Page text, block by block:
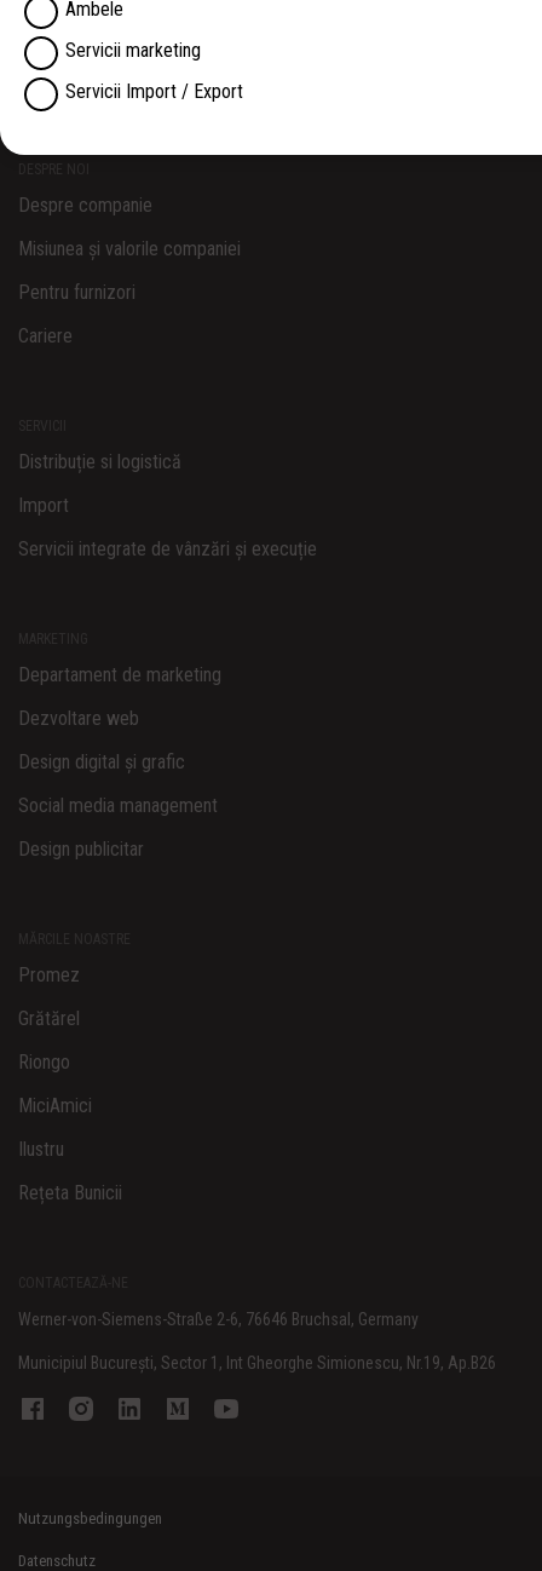
Despre companie
Misiunea și valorile companiei
Pentru furnizori
Cariere
Distribuție si logistică
Import
Servicii integrate de vânzări și execuție
Departament de marketing
Dezvoltare web
Design digital și grafic
Social media management
Design publicitar
Promez
Grătărel
Riongo
MiciAmici
Ilustru
Rețeta Bunicii
Werner-von-Siemens-Straße 2-6, 76646 Bruchsal, Germany
Municipiul Bucureşti, Sector 1, Int Gheorghe Simionescu, Nr.19, Ap.B26
Nutzungsbedingungen
Datenschutz
Ambele
Servicii marketing
Servicii Import / Export